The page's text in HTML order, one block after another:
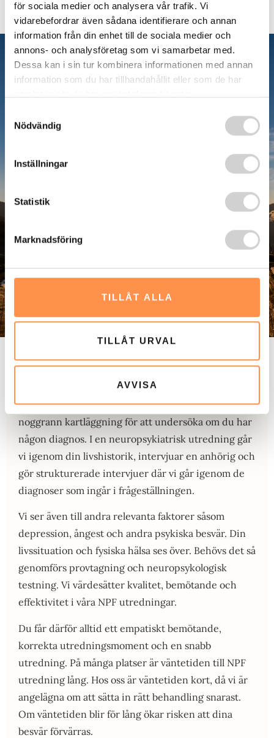
för sociala medier och analysera vår trafik. Vi
vidarebefordrar även sådana identifierare och annan
information från din enhet till de sociala medier och
annons- och analysföretag som vi samarbetar med.
Dessa kan i sin tur kombinera informationen med annan
information som du har tillhandahållit eller som de har
Nödvändig
Inställningar
Statistik
Marknadsföring
TILLÅT ALLA
TILLÅT URVAL
AVVISA
NPF utredning - så
Det finns en betydande variation i hur de här
tillstånden tar sig i uttryck. Man kan inte dra alla
över en kam. Därför är det viktigt att göra en
noggrann kartläggning för att undersöka om du har
någon diagnos. I en neuropsykiatrisk utredning går
vi igenom din livshistorik, intervjuar en anhörig och
gör strukturerade intervjuer där vi går igenom de
diagnoser som ingår i frågeställningen.
Vi ser även till andra relevanta faktorer såsom
depression, ångest och andra psykiska besvär. Din
livssituation och fysiska hälsa ses över. Behövs det så
genomförs provtagning och neuropsykologisk
testning. Vi värdesätter kvalitet, bemötande och
effektivitet i våra NPF utredningar.
Du får därför alltid ett empatiskt bemötande,
korrekta utredningsmoment och en snabb
utredning. På många platser är väntetiden till NPF
utredning lång. Hos oss är väntetiden kort, då vi är
angelägna om att sätta in rätt behandling snarast.
Om väntetiden blir för lång ökar risken att dina
besvär förvärras.